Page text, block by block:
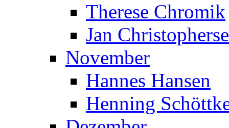
Therese Chromik
Jan
November
Hannes Hansen
Henning